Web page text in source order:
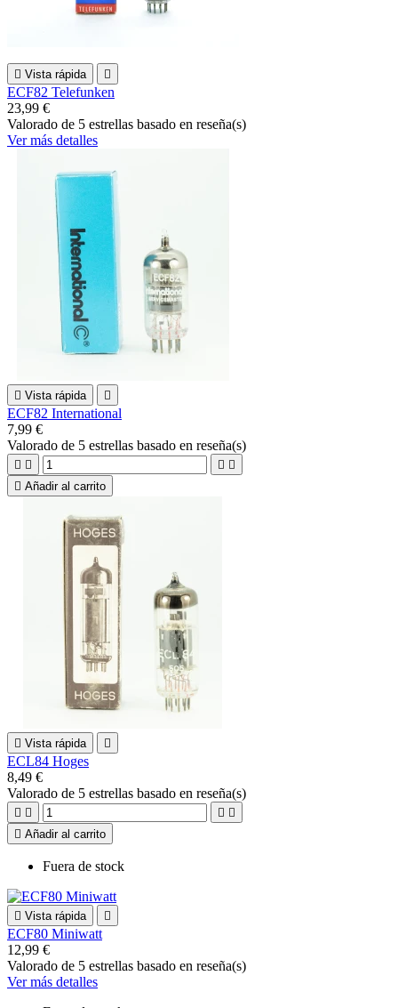
 Vista rápida 
ECF82 Telefunken
23,99 €
Valorado de 5 estrellas basado en reseña(s)
Ver más detalles
 Vista rápida 
ECF82 International
7,99 €
Valorado de 5 estrellas basado en reseña(s)
   
 Añadir al carrito
 Vista rápida 
ECL84 Hoges
8,49 €
Valorado de 5 estrellas basado en reseña(s)
   
 Añadir al carrito
Fuera de stock
 Vista rápida 
ECF80 Miniwatt
12,99 €
Valorado de 5 estrellas basado en reseña(s)
Ver más detalles